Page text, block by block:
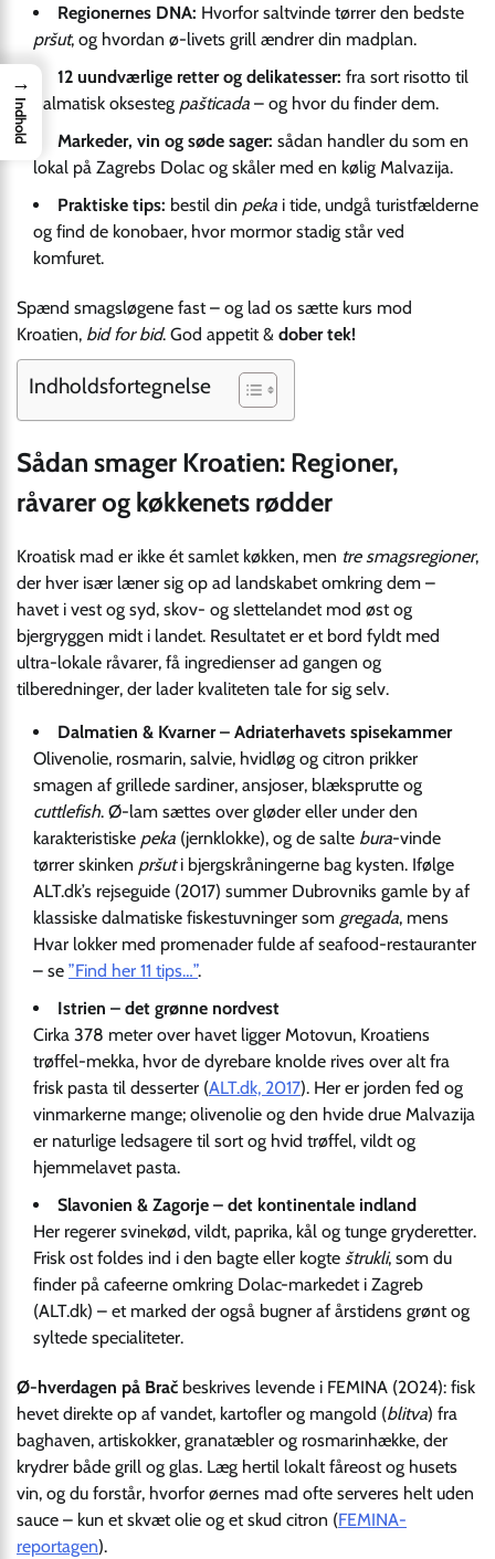
Regionernes DNA: Hvorfor saltvinde tørrer den bedste
pršut, og hvordan ø-livets grill ændrer din madplan.
12 uundværlige retter og delikatesser: fra sort risotto til
dalmatisk oksesteg pašticada – og hvor du finder dem.
Markeder, vin og søde sager: sådan handler du som en
lokal på Zagrebs Dolac og skåler med en kølig Malvazija.
Praktiske tips: bestil din peka i tide, undgå turistfælderne
og find de konobaer, hvor mormor stadig står ved
komfuret.
Spænd smagsløgene fast – og lad os sætte kurs mod
Kroatien, bid for bid. God appetit & dober tek!
Indholdsfortegnelse
Sådan smager Kroatien: Regioner,
råvarer og køkkenets rødder
Kroatisk mad er ikke ét samlet køkken, men tre smagsregioner,
der hver især læner sig op ad landskabet omkring dem –
havet i vest og syd, skov- og slettelandet mod øst og
bjergryggen midt i landet. Resultatet er et bord fyldt med
ultra-lokale råvarer, få ingredienser ad gangen og
tilberedninger, der lader kvaliteten tale for sig selv.
Dalmatien & Kvarner – Adriaterhavets spisekammer
Olivenolie, rosmarin, salvie, hvidløg og citron prikker
smagen af grillede sardiner, ansjoser, blæksprutte og
cuttlefish. Ø-lam sættes over gløder eller under den
karakteristiske peka (jernklokke), og de salte bura-vinde
tørrer skinken pršuti bjergskråningerne bag kysten. Ifølge
ALT.dk’s rejseguide (2017) summer Dubrovniks gamle by af
klassiske dalmatiske fiskestuvninger som gregada, mens
Hvar lokker med promenader fulde af seafood-restauranter
– se ”Find her 11 tips…”.
Istrien – det grønne nordvest
Cirka 378 meter over havet ligger Motovun, Kroatiens
trøffel-mekka, hvor de dyrebare knolde rives over alt fra
frisk pasta til desserter (ALT.dk, 2017). Her er jorden fed og
vinmarkerne mange; olivenolie og den hvide drue Malvazija
er naturlige ledsagere til sort og hvid trøffel, vildt og
hjemmelavet pasta.
Slavonien & Zagorje – det kontinentale indland
Her regerer svinekød, vildt, paprika, kål og tunge gryderetter.
Frisk ost foldes ind i den bagte eller kogte štrukli, som du
finder på cafeerne omkring Dolac-markedet i Zagreb
(ALT.dk) – et marked der også bugner af årstidens grønt og
syltede specialiteter.
Ø-hverdagen på Brač beskrives levende i FEMINA (2024): fisk
hevet direkte op af vandet, kartofler og mangold (blitva) fra
baghaven, artiskokker, granatæbler og rosmarinhække, der
krydrer både grill og glas. Læg hertil lokalt fåreost og husets
vin, og du forstår, hvorfor øernes mad ofte serveres helt uden
sauce – kun et skvæt olie og et skud citron (FEMINA-
reportagen).
→
Indhold